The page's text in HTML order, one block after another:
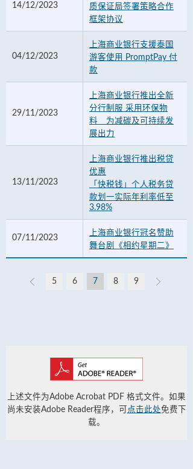
14/12/2023
质保证局签署策略合作
框架协议
04/12/2023
上海商业银行支援泰国
游客使用 PromptPay 付
款
29/11/2023
上海商业银行推出全新
分行制服 采用环保物
料 为减碳及可持续发
展出力
13/11/2023
上海商业银行推出税贷
优惠
「快税钱」个人税务贷
款划一实际年利率低至
3.98%
07/11/2023
上海商业银行冠名赞助
舞台剧《相约星期二》
5 6 7 8 9
上述文件为Adobe Acrobat PDF 格式文件。如果
尚未安装Adobe Reader程序，可 点击此处免费下
载。